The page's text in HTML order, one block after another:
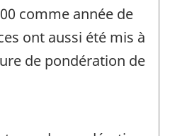
comme année de
ont aussi été mis à
de pondération de